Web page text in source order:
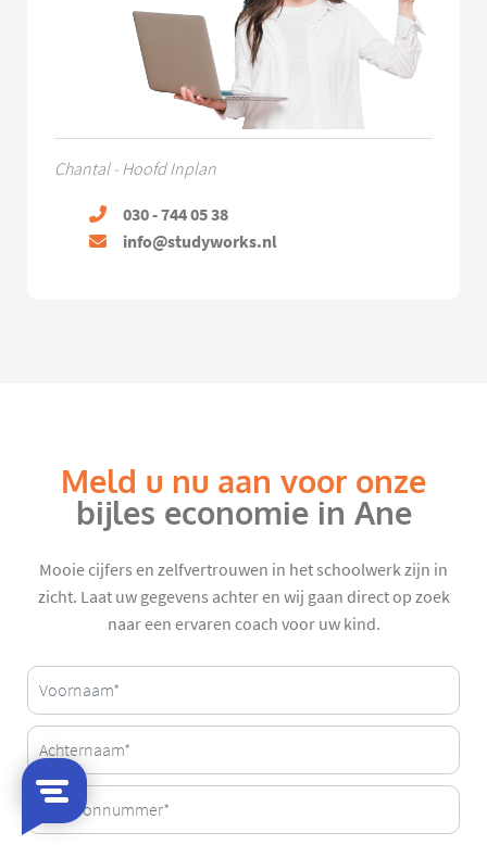
Chantal - Hoofd Inplan
030 - 744 05 38
info@studyworks.nl
Meld u nu aan voor onze
bijles economie in Ane
Mooie cijfers en zelfvertrouwen in het schoolwerk zijn in
zicht. Laat uw gegevens achter en wij gaan direct op zoek
naar een ervaren coach voor uw kind.